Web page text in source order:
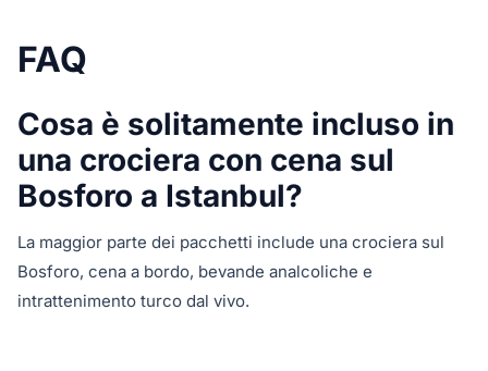
FAQ
Cosa è solitamente incluso in
una crociera con cena sul
Bosforo a Istanbul?
La maggior parte dei pacchetti include una crociera sul
Bosforo, cena a bordo, bevande analcoliche e
intrattenimento turco dal vivo.